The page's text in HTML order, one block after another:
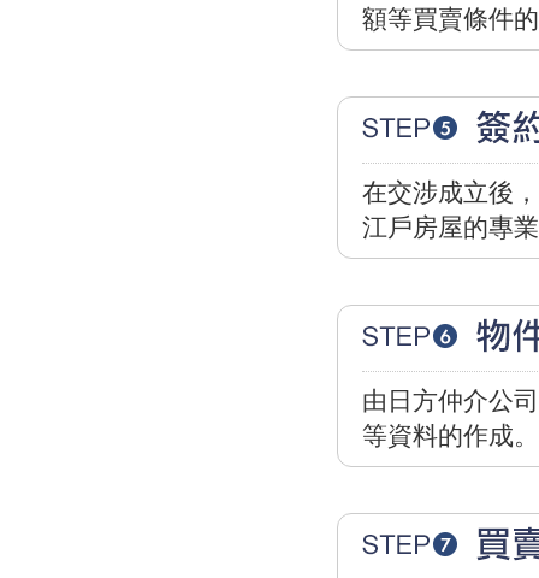
額等買賣條件
在交涉成立後
江戶房屋的專
由日方仲介公
等資料的作成。